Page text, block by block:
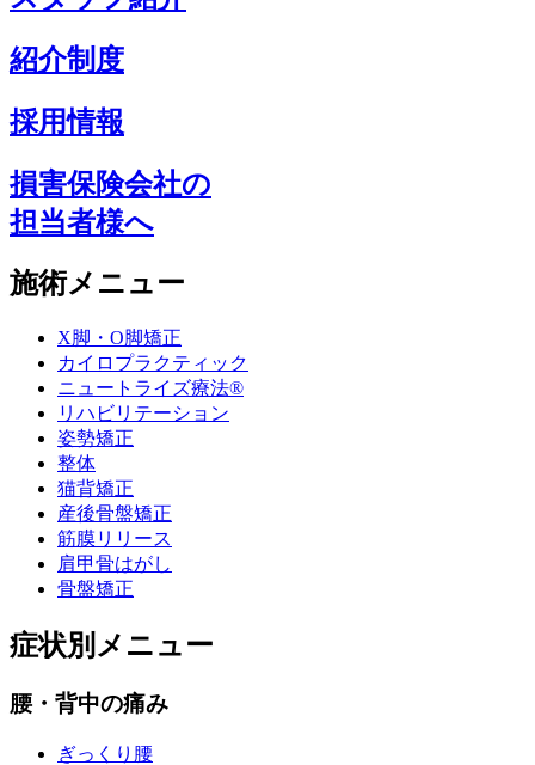
紹介制度
採用情報
損害保険会社の
担当者様へ
施術メニュー
X脚・O脚矯正
カイロプラクティック
ニュートライズ療法®
リハビリテーション
姿勢矯正
整体
猫背矯正
産後骨盤矯正
筋膜リリース
肩甲骨はがし
骨盤矯正
症状別メニュー
腰・背中の痛み
ぎっくり腰